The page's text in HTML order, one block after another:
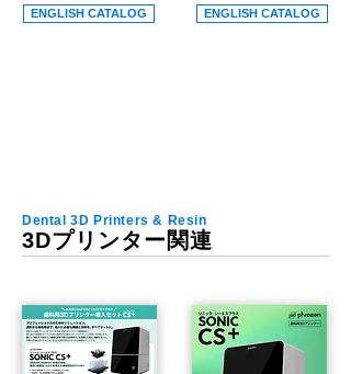
ENGLISH CATALOG ENGLISH CATALOG
Dental 3D Printers & Resin
3Dプリンター関連